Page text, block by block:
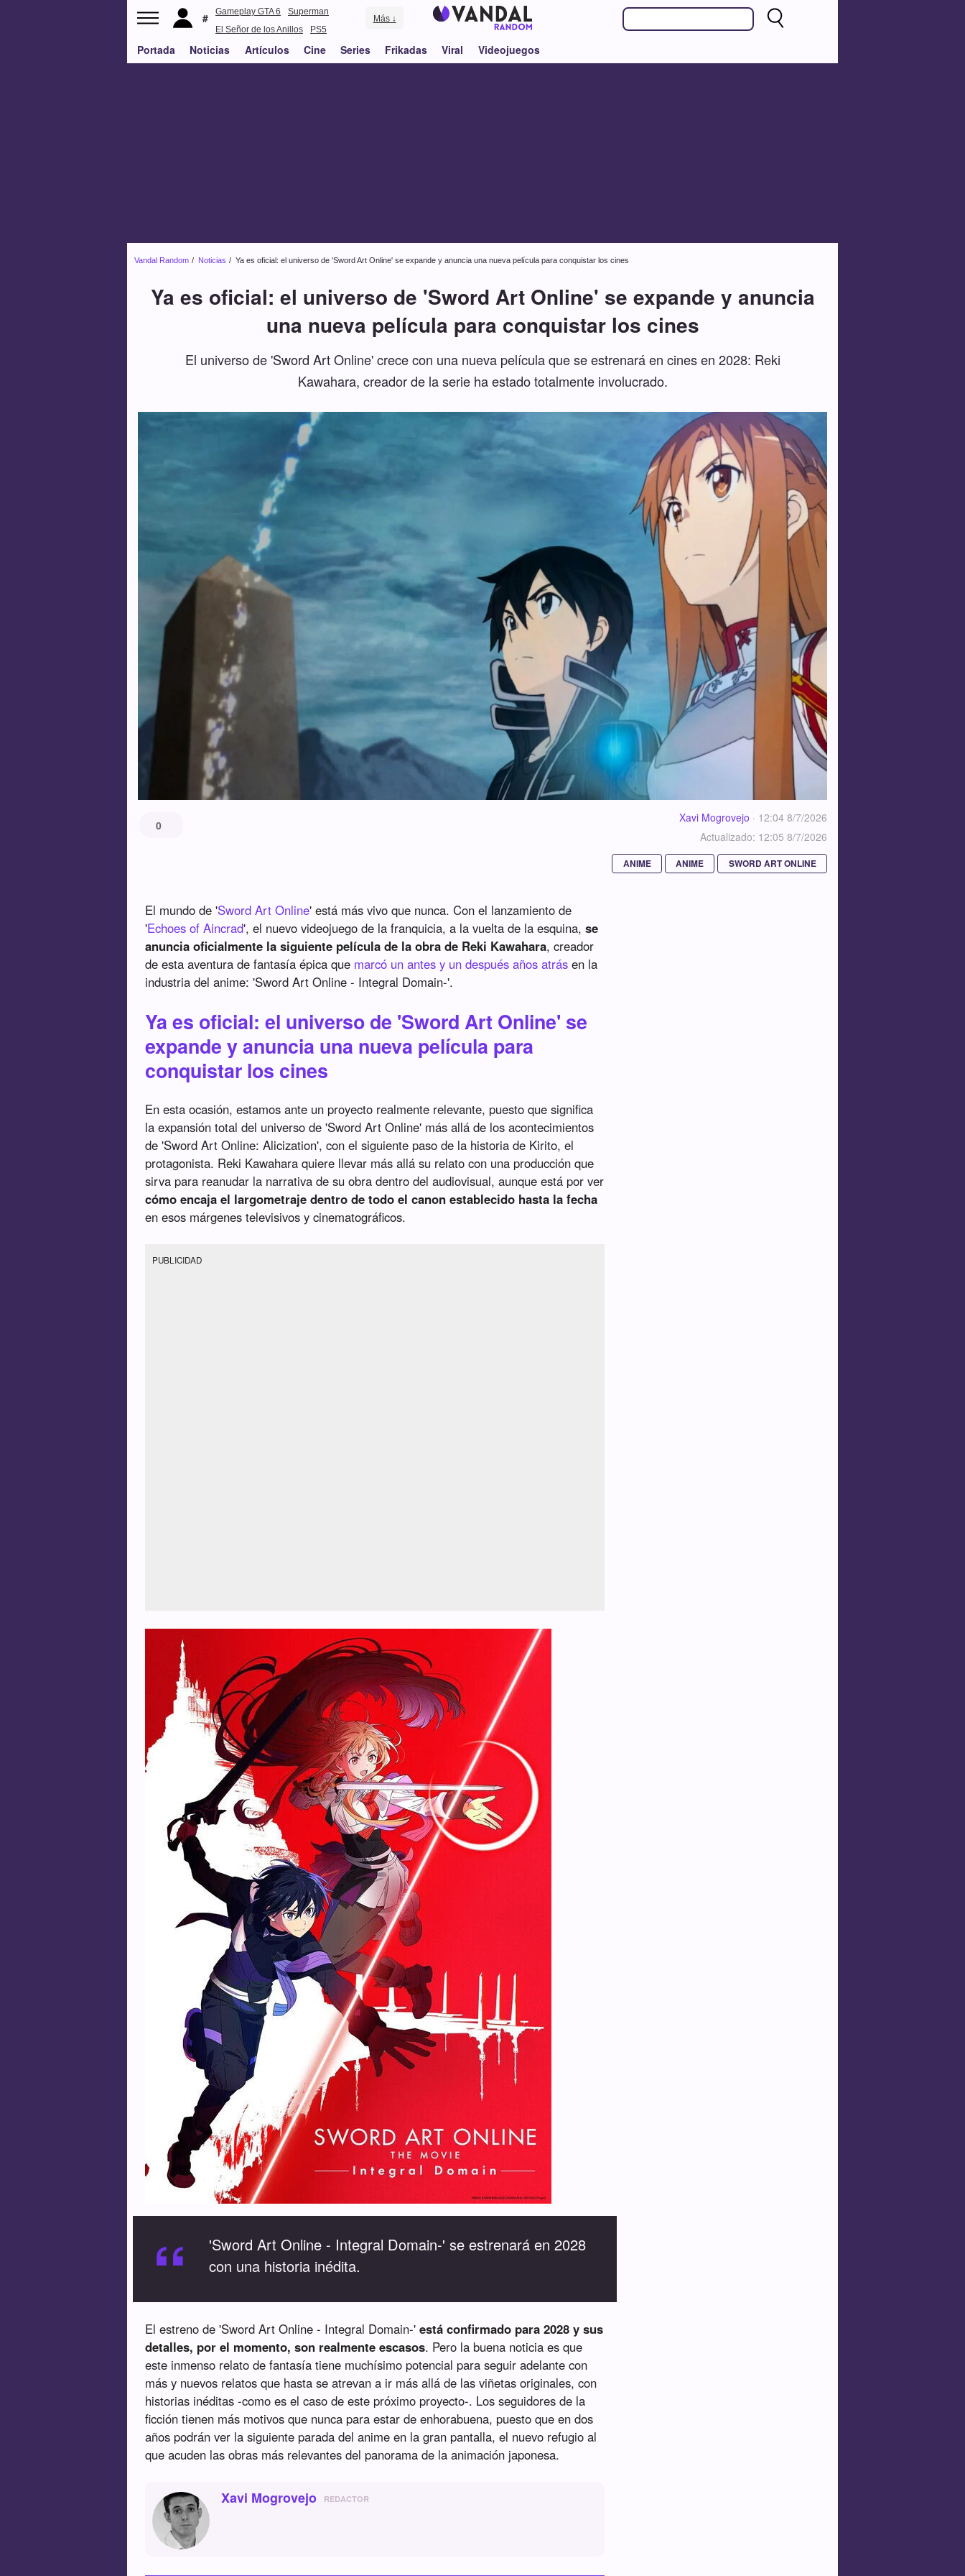
Gameplay GTA 6
Superman
El Señor de los Anillos
PS5
Más ↓
Portada Noticias Artículos Cine Series Frikadas Viral Videojuegos
Vandal Random Noticias Ya es oficial: el universo de 'Sword Art Online' se expande y anuncia una nueva película para conquistar los cines
Ya es oficial: el universo de 'Sword Art Online' se expande y anuncia
una nueva película para conquistar los cines
El universo de 'Sword Art Online' crece con una nueva película que se estrenará en cines en 2028: Reki
Kawahara, creador de la serie ha estado totalmente involucrado.
0
Xavi Mogrovejo · 12:04 8/7/2026
Actualizado: 12:05 8/7/2026
ANIME ANIME SWORD ART ONLINE
El mundo de 'Sword Art Online' está más vivo que nunca. Con el lanzamiento de
'Echoes of Aincrad', el nuevo videojuego de la franquicia, a la vuelta de la esquina,se
anuncia oficialmente la siguiente película de la obra de Reki Kawahara, creador
de esta aventura de fantasía épica que marcó un antes y un después años atrás en la
industria del anime: 'Sword Art Online - Integral Domain-'.
Ya es oficial: el universo de 'Sword Art Online' se
expande y anuncia una nueva película para
conquistar los cines
En esta ocasión, estamos ante un proyecto realmente relevante, puesto que significa
la expansión total del universo de 'Sword Art Online' más allá de los acontecimientos
de 'Sword Art Online: Alicization', con el siguiente paso de la historia de Kirito, el
protagonista. Reki Kawahara quiere llevar más allá su relato con una producción que
sirva para reanudar la narrativa de su obra dentro del audiovisual, aunque está por ver
cómo encaja el largometraje dentro de todo el canon establecido hasta la fecha
en esos márgenes televisivos y cinematográficos.
PUBLICIDAD
“
'Sword Art Online - Integral Domain-' se estrenará en 2028
con una historia inédita.
El estreno de 'Sword Art Online - Integral Domain-'está confirmado para 2028 y sus
detalles, por el momento, son realmente escasos. Pero la buena noticia es que
este inmenso relato de fantasía tiene muchísimo potencial para seguir adelante con
más y nuevos relatos que hasta se atrevan a ir más allá de las viñetas originales, con
historias inéditas -como es el caso de este próximo proyecto-. Los seguidores de la
ficción tienen más motivos que nunca para estar de enhorabuena, puesto que en dos
años podrán ver la siguiente parada del anime en la gran pantalla, el nuevo refugio al
que acuden las obras más relevantes del panorama de la animación japonesa.
Xavi Mogrovejo REDACTOR